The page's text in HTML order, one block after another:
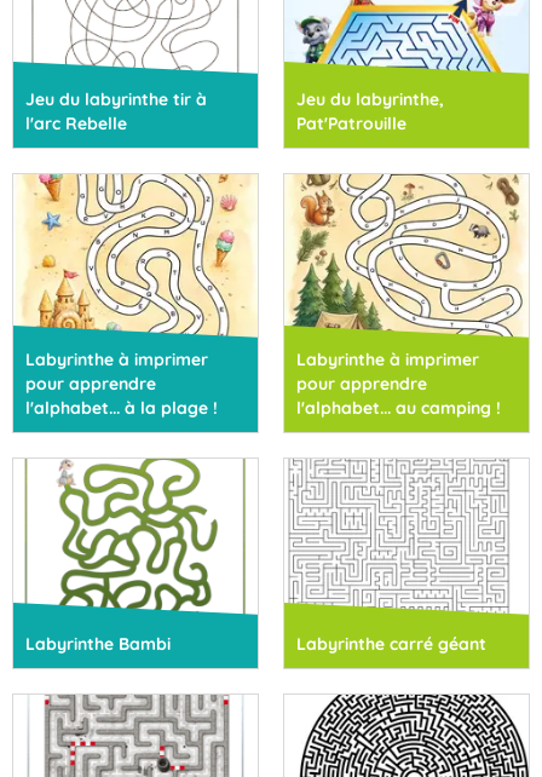
Jeu du labyrinthe tir à
l'arc Rebelle
Jeu du labyrinthe,
Pat'Patrouille
Labyrinthe à imprimer
pour apprendre
l'alphabet... à la plage !
Labyrinthe à imprimer
pour apprendre
l'alphabet... au camping !
Labyrinthe Bambi Labyrinthe carré géant